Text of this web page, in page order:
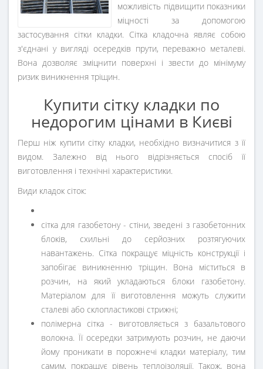
можливість підвищити показники
міцності за допомогою
застосування сітки кладки. Сітка кладочна являє собою
з'єднані у вигляді осередків прути, переважно металеві.
Вона дозволяє зміцнити поверхні і звести до мінімуму
ризик виникнення тріщин.
Купити сітку кладки по
недорогим цінами в Києві
Перш ніж купити сітку кладки, необхідно визначитися з її
видом. Залежно від нього відрізняється спосіб її
виготовлення і технічні характеристики.
Види кладок сіток:
сітка для газобетону - стіни, зведені з газобетонних
блоків, схильні до серйозних розтягуючих
навантажень. Сітка покращує міцність конструкції і
запобігає виникненню тріщин. Вона міститься в
розчин, на який укладаються блоки газобетону.
Матеріалом для її виготовлення можуть служити
сталеві або склопластикові стрижні;
полімерна сітка - виготовляється з базальтового
волокна. Її осередки затримують розчин, не даючи
йому проникати в порожнечі кладки матеріалу, тим
самим, покращує рівень теплоізоляції. Також, вона